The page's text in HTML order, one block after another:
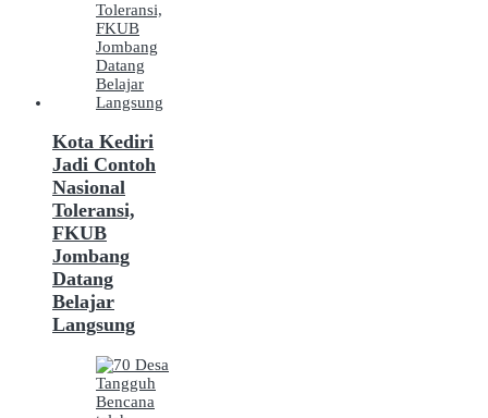
Kota Kediri
Jadi Contoh
Nasional
Toleransi,
FKUB
Jombang
Datang
Belajar
Langsung